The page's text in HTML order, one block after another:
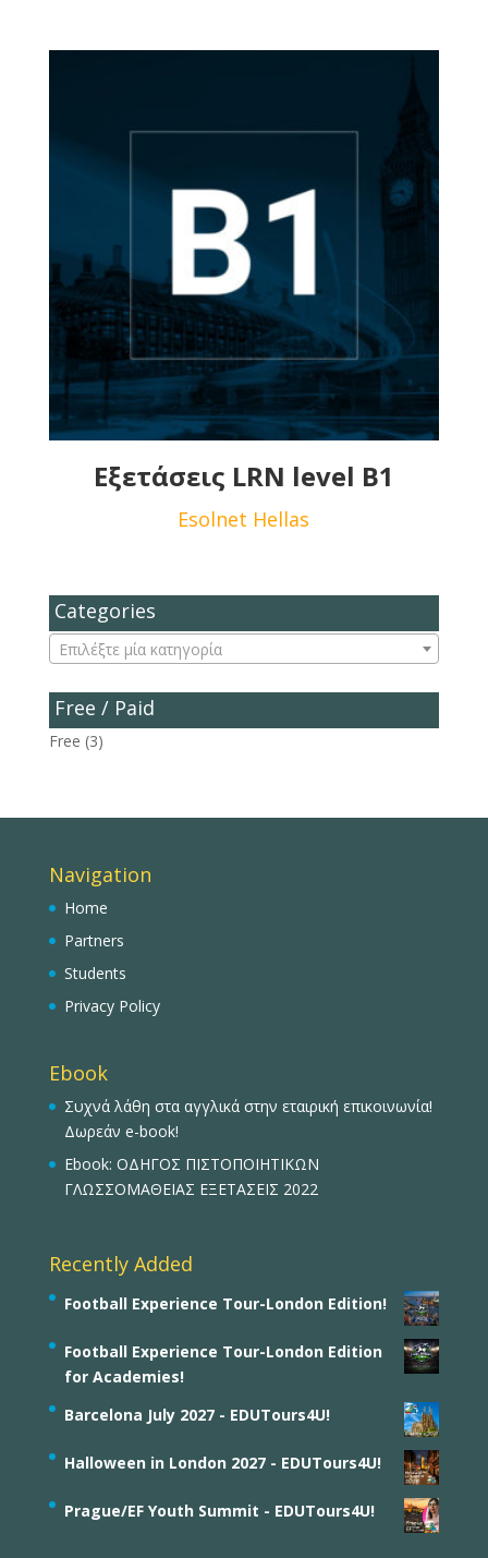
Εξετάσεις LRN level B1
Esolnet Hellas
Categories
Επιλέξτε μία κατηγορία
Free / Paid
Free (3)
Navigation
Home
Partners
Students
Privacy Policy
Ebook
Συχνά λάθη στα αγγλικά στην εταιρική επικοινωνία!
Δωρεάν e-book!
Ebook: ΟΔΗΓΟΣ ΠΙΣΤΟΠΟΙΗΤΙΚΩΝ
ΓΛΩΣΣΟΜΑΘΕΙΑΣ ΕΞΕΤΑΣΕΙΣ 2022
Recently Added
Football Experience Tour-London Edition!
Football Experience Tour-London Edition
for Academies!
Barcelona July 2027 - EDUTours4U!
Halloween in London 2027 - EDUTours4U!
Prague/EF Youth Summit - EDUTours4U!